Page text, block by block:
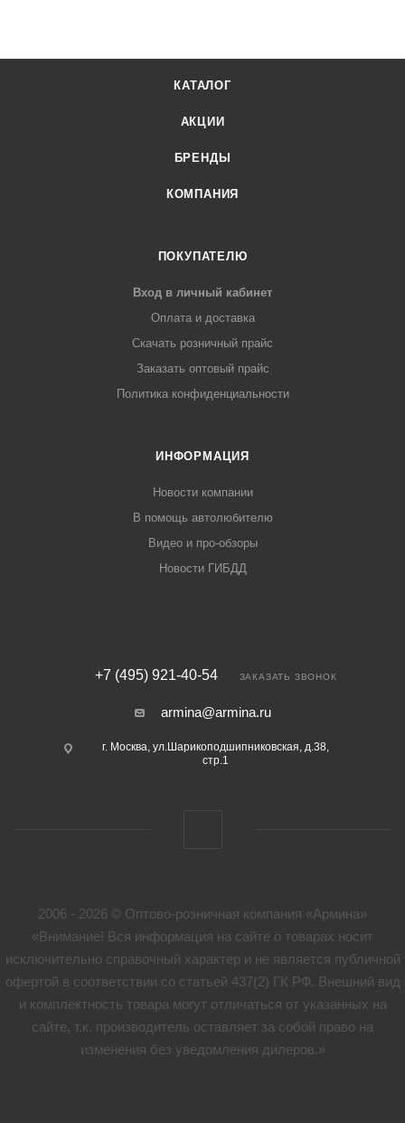
КАТАЛОГ
АКЦИИ
БРЕНДЫ
КОМПАНИЯ
ПОКУПАТЕЛЮ
Вход в личный кабинет
Оплата и доставка
Скачать розничный прайс
Заказать оптовый прайс
Политика конфиденциальности
ИНФОРМАЦИЯ
Новости компании
В помощь автолюбителю
Видео и про-обзоры
Новости ГИБДД
+7 (495) 921-40-54 ЗАКАЗАТЬ ЗВОНОК
armina@armina.ru
г. Москва, ул.Шарикоподшипниковская, д.38,
стр.1
2006 - 2026 © Оптово-розничная компания «Армина»
«Внимание! Вся информация на сайте о товарах носит
исключительно справочный характер и не является публичной
офертой в соответствии со статьей 437(2) ГК РФ. Внешний вид
и комплектность товара могут отличаться от указанных на
сайте, т.к. производитель оставляет за собой право на
изменения без уведомления дилеров.»